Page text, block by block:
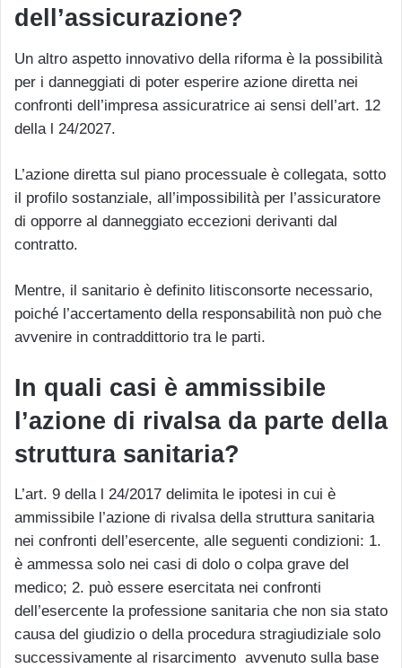
dell’assicurazione?
Un altro aspetto innovativo della riforma è la possibilità
per i danneggiati di poter esperire azione diretta nei
confronti dell’impresa assicuratrice ai sensi dell’art. 12
della l 24/2027.
L’azione diretta sul piano processuale è collegata, sotto
il profilo sostanziale, all’impossibilità per l’assicuratore
di opporre al danneggiato eccezioni derivanti dal
contratto.
Mentre, il sanitario è definito litisconsorte necessario,
poiché l’accertamento della responsabilità non può che
avvenire in contraddittorio tra le parti.
In quali casi è ammissibile
l’azione di rivalsa da parte della
struttura sanitaria?
L’art. 9 della l 24/2017 delimita le ipotesi in cui è
ammissibile l’azione di rivalsa della struttura sanitaria
nei confronti dell’esercente, alle seguenti condizioni: 1.
è ammessa solo nei casi di dolo o colpa grave del
medico; 2. può essere esercitata nei confronti
dell’esercente la professione sanitaria che non sia stato
causa del giudizio o della procedura stragiudiziale solo
successivamente al risarcimento avvenuto sulla base